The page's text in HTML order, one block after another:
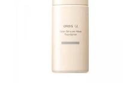
ルから、汚れをはね返す水の膜をつ
点、J－GLOBALによる自社調べ）
*2 オルビス内でかつてないオイル
み、厚塗り感なくピタッと密着しま
ムラなどの大人の肌悩みをポンポン
するだけで簡単にカバーし、まるで
な、うるツヤ美肌を演出します。*